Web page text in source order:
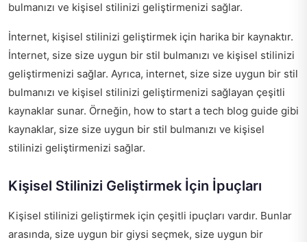
bulmanızı ve kişisel stilinizi geliştirmenizi sağlar.
İnternet, kişisel stilinizi geliştirmek için harika bir kaynaktır.
İnternet, size size uygun bir stil bulmanızı ve kişisel stilinizi
geliştirmenizi sağlar. Ayrıca, internet, size size uygun bir stil
bulmanızı ve kişisel stilinizi geliştirmenizi sağlayan çeşitli
kaynaklar sunar. Örneğin, how to start a tech blog guide gibi
kaynaklar, size size uygun bir stil bulmanızı ve kişisel
stilinizi geliştirmenizi sağlar.
Kişisel Stilinizi Geliştirmek İçin İpuçları
Kişisel stilinizi geliştirmek için çeşitli ipuçları vardır. Bunlar
arasında, size uygun bir giysi seçmek, size uygun bir